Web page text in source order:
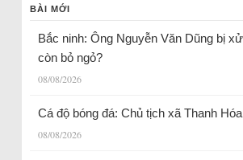
BÀI MỚI
Bắc ninh: Ông Nguyễn Văn Dũng bị
còn bỏ ngỏ?
08/08/2026
Cá độ bóng đá: Chủ tịch xã Thanh
08/08/2026